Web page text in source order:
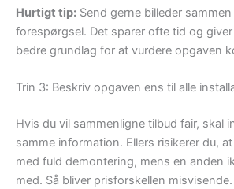
Hurtigt tip: Send gerne billeder
forespørgsel. Det sparer ofte tid og
bedre grundlag for at vurdere opgaven
Trin 3: Beskriv opgaven ens til alle
Hvis du vil sammenligne tilbud fair, skal
samme information. Ellers risikerer du,
med fuld demontering, mens en anden
med. Så bliver prisforskellen misvisende.